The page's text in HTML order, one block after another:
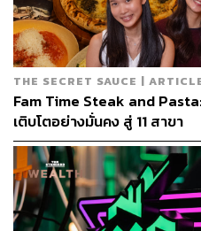
THE SECRET SAUCE |
Fam Time Steak and
เติบโตอย่างมั่นคง สู่ 11 สาขา